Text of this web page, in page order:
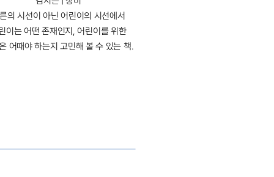
의 시선이 아닌 어린이의 시선에서
이는 어떤 존재인지, 어린이를 위한
어때야 하는지 고민해 볼 수 있는 책.